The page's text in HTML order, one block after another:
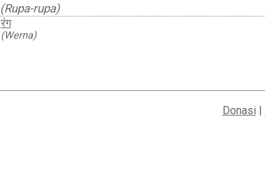
(Rupa-rupa)
रंग
(Werna)
Donasi |